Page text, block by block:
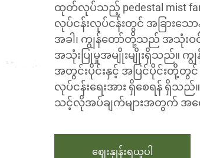
ထုတ်လုပ်သည့် pedestal mist
လုပ်ငန်းလုပ်ငန်းတွင် အခြားသ
အခါ၊ ကျွန်တော်တို့သည် အသုံးဝင်သ
အသုံးပြုမှုအမျိုးမျိုးရှိသည်။ က
အတွင်းပိုင်းနှင့် အပြင်ပိုင်းတို့တွ
လုပ်ငန်းရေးအား ရှိစေရန် ရှိသ
သင့်လိုအပ်ချက်များအတွက် အကေ
ဈေးနှုန်းရယူပါ